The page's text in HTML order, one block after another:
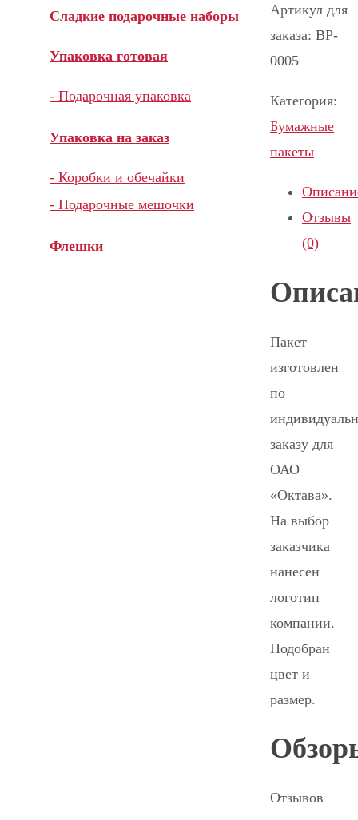
Артикул для
заказа: BP-
0005
Категория:
Бумажные
пакеты
Отзывы
(0)
Пакет
изготовлен
по
заказу для
ОАО
«Октава».
На выбор
заказчика
нанесен
логотип
компании.
Подобран
цвет и
размер.
Отзывов
Сладкие подарочные наборы
Упаковка готовая
- Подарочная упаковка
Упаковка на заказ
- Коробки и обечайки
- Подарочные мешочки
Флешки